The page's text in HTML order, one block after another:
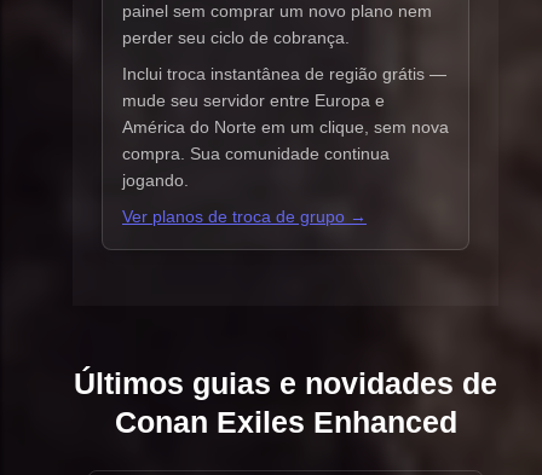
painel sem comprar um novo plano nem
perder seu ciclo de cobrança.
Inclui troca instantânea de região grátis —
mude seu servidor entre Europa e
América do Norte em um clique, sem nova
compra. Sua comunidade continua
jogando.
Ver planos de troca de grupo →
Últimos guias e novidades de
Conan Exiles Enhanced